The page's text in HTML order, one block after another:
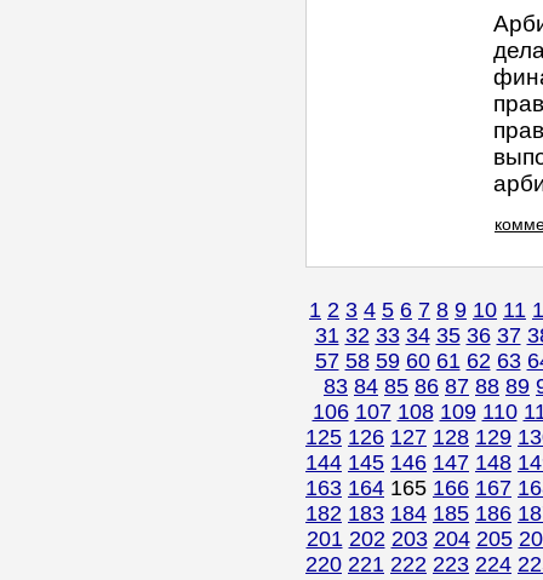
1 2 3 4 5 6 7 8 9 10 11
31 32 33 34 35 36 37
57 58 59 60 61 62 63
83 84 85 86 87 88 89
106 107 108 109 110
125 126 127 128 129
144 145 146 147 148
163 164 165 166 167
182 183 184 185 186
201 202 203 204 205
220 221 222 223 224